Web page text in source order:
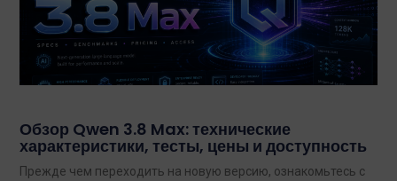
Обзор Qwen 3.8 Max: технические
характеристики, тесты, цены и доступность
Прежде чем переходить на новую версию, ознакомьтесь с